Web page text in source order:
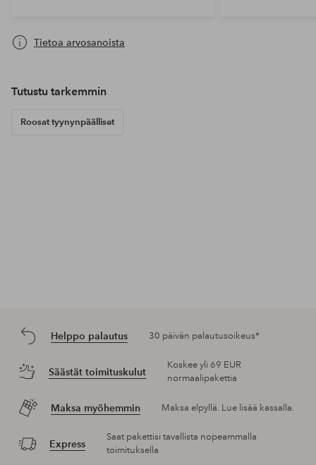
Tietoa arvosanoista
Tutustu tarkemmin
Roosat tyynynpäälliset
Helppo palautus 30 päivän palautusoikeus*
Säästät toimituskulut
Koskee yli 69 EUR
normaalipakettia
Maksa myöhemmin Maksa elpyllä. Lue lisää kassalla.
Express
Saat pakettisi tavallista nopeammalla
toimituksella